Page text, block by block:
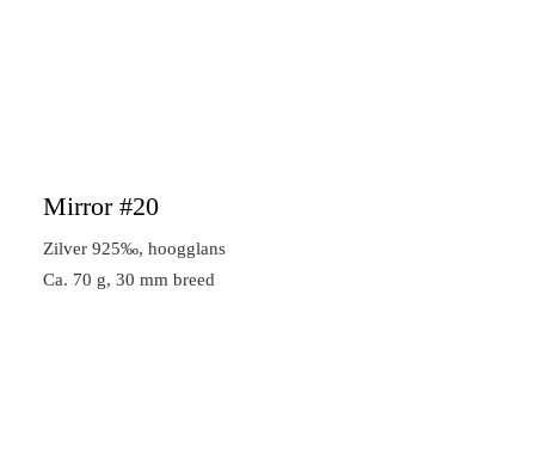
Mirror #20
Zilver 925‰, hoogglans
Ca. 70 g, 30 mm breed